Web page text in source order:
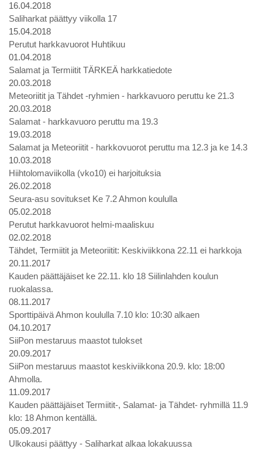
16.04.2018
Saliharkat päättyy viikolla 17
15.04.2018
Perutut harkkavuorot Huhtikuu
01.04.2018
Salamat ja Termiitit TÄRKEÄ harkkatiedote
20.03.2018
Meteoriitit ja Tähdet -ryhmien - harkkavuoro peruttu ke 21.3
20.03.2018
Salamat - harkkavuoro peruttu ma 19.3
19.03.2018
Salamat ja Meteoriitit - harkkovuorot peruttu ma 12.3 ja ke 14.3
10.03.2018
Hiihtolomaviikolla (vko10) ei harjoituksia
26.02.2018
Seura-asu sovitukset Ke 7.2 Ahmon koululla
05.02.2018
Perutut harkkavuorot helmi-maaliskuu
02.02.2018
Tähdet, Termiitit ja Meteoriitit: Keskiviikkona 22.11 ei harkkoja
20.11.2017
Kauden päättäjäiset ke 22.11. klo 18 Siilinlahden koulun
ruokalassa.
08.11.2017
Sporttipäivä Ahmon koululla 7.10 klo: 10:30 alkaen
04.10.2017
SiiPon mestaruus maastot tulokset
20.09.2017
SiiPon mestaruus maastot keskiviikkona 20.9. klo: 18:00
Ahmolla.
11.09.2017
Kauden päättäjäiset Termiitit-, Salamat- ja Tähdet- ryhmillä 11.9
klo: 18 Ahmon kentällä.
05.09.2017
Ulkokausi päättyy - Saliharkat alkaa lokakuussa